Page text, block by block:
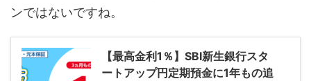
ンではないですね。
【最高金利1％】SBI新生銀行スタ
ートアップ円定期預金に1年もの追